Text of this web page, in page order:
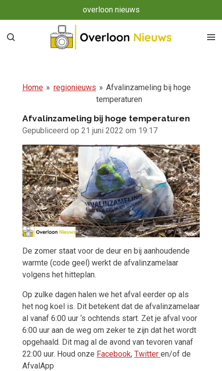
direct
naar
overloon nieuws
Home » regionieuws » Afvalinzameling bij hoge
temperaturen
Afvalinzameling bij hoge temperaturen
Gepubliceerd op 21 juni 2022 om 19:17
De zomer staat voor de deur en bij aanhoudende
warmte (code geel) werkt de afvalinzamelaar
volgens het hitteplan.
Op zulke dagen halen we het afval eerder op als
het nog koel is. Dit betekent dat de afvalinzamelaar
al vanaf 6:00 uur ‘s ochtends start. Zet je afval voor
6:00 uur aan de weg om zeker te zijn dat het wordt
opgehaald. Dit mag al de avond van tevoren vanaf
22:00 uur. Houd onze Facebook, Twitter en/of de
AfvalApp